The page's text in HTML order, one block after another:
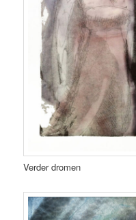
Verder dromen